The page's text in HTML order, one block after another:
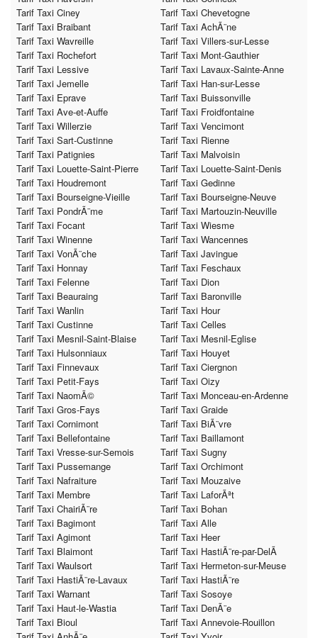
Tarif Taxi Ciney
Tarif Taxi Chevetogne
Tarif Taxi Braibant
Tarif Taxi AchÃ¨ne
Tarif Taxi Wavreille
Tarif Taxi Villers-sur-Lesse
Tarif Taxi Rochefort
Tarif Taxi Mont-Gauthier
Tarif Taxi Lessive
Tarif Taxi Lavaux-Sainte-Anne
Tarif Taxi Jemelle
Tarif Taxi Han-sur-Lesse
Tarif Taxi Eprave
Tarif Taxi Buissonville
Tarif Taxi Ave-et-Auffe
Tarif Taxi Froidfontaine
Tarif Taxi Willerzie
Tarif Taxi Vencimont
Tarif Taxi Sart-Custinne
Tarif Taxi Rienne
Tarif Taxi Patignies
Tarif Taxi Malvoisin
Tarif Taxi Louette-Saint-Pierre
Tarif Taxi Louette-Saint-Denis
Tarif Taxi Houdremont
Tarif Taxi Gedinne
Tarif Taxi Bourseigne-Vieille
Tarif Taxi Bourseigne-Neuve
Tarif Taxi PondrÃ¨me
Tarif Taxi Martouzin-Neuville
Tarif Taxi Focant
Tarif Taxi Wiesme
Tarif Taxi Winenne
Tarif Taxi Wancennes
Tarif Taxi VonÃ¨che
Tarif Taxi Javingue
Tarif Taxi Honnay
Tarif Taxi Feschaux
Tarif Taxi Felenne
Tarif Taxi Dion
Tarif Taxi Beauraing
Tarif Taxi Baronville
Tarif Taxi Wanlin
Tarif Taxi Hour
Tarif Taxi Custinne
Tarif Taxi Celles
Tarif Taxi Mesnil-Saint-Blaise
Tarif Taxi Mesnil-Eglise
Tarif Taxi Hulsonniaux
Tarif Taxi Houyet
Tarif Taxi Finnevaux
Tarif Taxi Ciergnon
Tarif Taxi Petit-Fays
Tarif Taxi Oizy
Tarif Taxi NaomÃ©
Tarif Taxi Monceau-en-Ardenne
Tarif Taxi Gros-Fays
Tarif Taxi Graide
Tarif Taxi Cornimont
Tarif Taxi BiÃ¨vre
Tarif Taxi Bellefontaine
Tarif Taxi Baillamont
Tarif Taxi Vresse-sur-Semois
Tarif Taxi Sugny
Tarif Taxi Pussemange
Tarif Taxi Orchimont
Tarif Taxi Nafraiture
Tarif Taxi Mouzaive
Tarif Taxi Membre
Tarif Taxi LaforÃªt
Tarif Taxi ChairiÃ¨re
Tarif Taxi Bohan
Tarif Taxi Bagimont
Tarif Taxi Alle
Tarif Taxi Agimont
Tarif Taxi Heer
Tarif Taxi Blaimont
Tarif Taxi HastiÃ¨re-par-DelÃ
Tarif Taxi Waulsort
Tarif Taxi Hermeton-sur-Meuse
Tarif Taxi HastiÃ¨re-Lavaux
Tarif Taxi HastiÃ¨re
Tarif Taxi Warnant
Tarif Taxi Sosoye
Tarif Taxi Haut-le-Wastia
Tarif Taxi DenÃ¨e
Tarif Taxi Bioul
Tarif Taxi Annevoie-Rouillon